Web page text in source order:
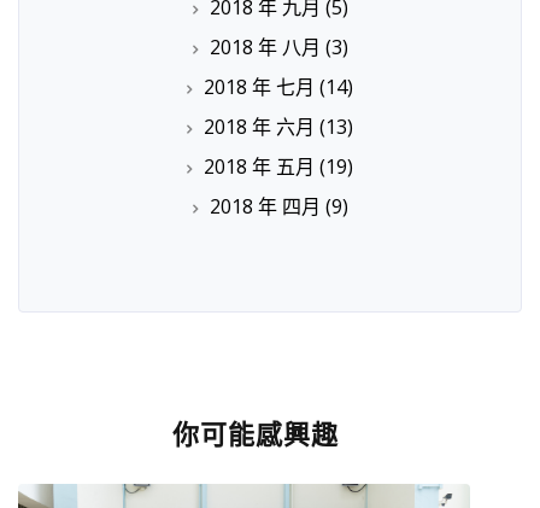
2018 年 九月 (5)
2018 年 八月 (3)
2018 年 七月 (14)
2018 年 六月 (13)
2018 年 五月 (19)
2018 年 四月 (9)
你可能感興趣